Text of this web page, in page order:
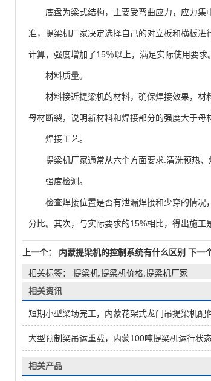
底盘为梁式结构，主要受弯曲应力，应力集
准，提梁机厂家决定选择自己的对立板和横板
计算，强度增加了15％以上，满足实际使用要求。
材料质量。
材料接近提梁机的材料，确保焊接效果，材
母材断裂，说明新材料和焊接部分的强度大于母
焊接工艺。
提梁机厂家通常从六个方面要求:清洗预热、
强度检测。
检查焊接位置是否有泄漏焊接和少穿的情况
分比。其次，与实际要求的15%相比，得出施工
上一个： 内蒙提梁机的控制系统有什么区别 下一
相关标签： 提梁机,提梁机价格,提梁机厂家
相关资讯
短期小型梁场完工，内蒙花架式龙门吊提梁机配件如
大型预制梁吊运重载，内蒙100吨提梁机运行状
相关产品